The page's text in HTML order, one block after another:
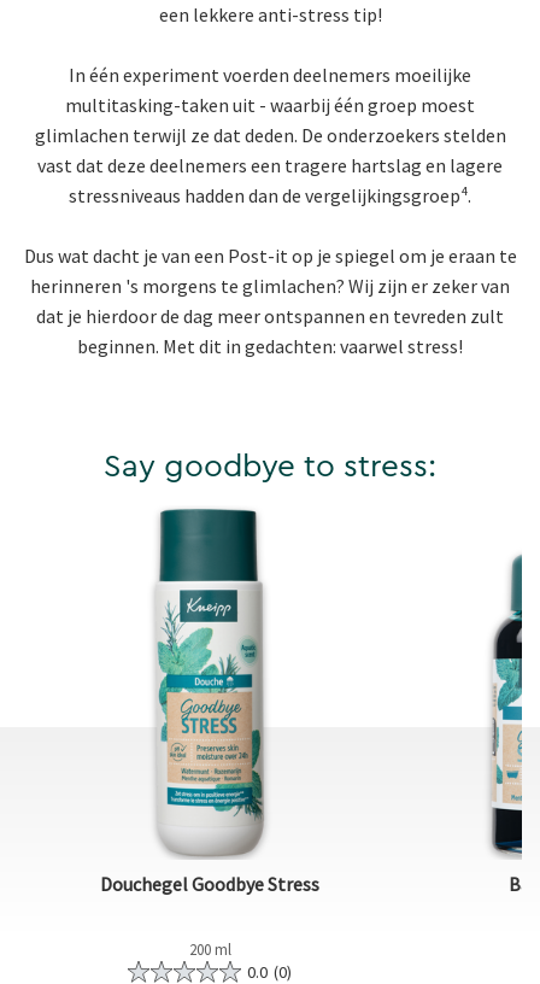
een lekkere anti-stress tip!
In één experiment voerden deelnemers moeilijke
multitasking-taken uit - waarbij één groep moest
glimlachen terwijl ze dat deden. De onderzoekers stelden
vast dat deze deelnemers een tragere hartslag en lagere
stressniveaus hadden dan de vergelijkingsgroep⁴.
Dus wat dacht je van een Post-it op je spiegel om je eraan te
herinneren 's morgens te glimlachen? Wij zijn er zeker van
dat je hierdoor de dag meer ontspannen en tevreden zult
beginnen. Met dit in gedachten: vaarwel stress!
Say goodbye to stress:
Douchegel Goodbye Stress
200 ml
0.0 (0)